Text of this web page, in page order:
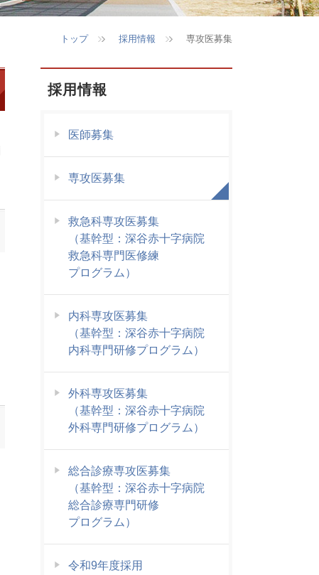
トップ 採用情報 専攻医募集
採用情報
医師募集
専攻医募集
救急科専攻医募集
（基幹型：深谷赤十字病院
救急科専門医修練
プログラム）
内科専攻医募集
（基幹型：深谷赤十字病院
内科専門研修プログラム）
外科専攻医募集
（基幹型：深谷赤十字病院
外科専門研修プログラム）
総合診療専攻医募集
（基幹型：深谷赤十字病院
総合診療専門研修
プログラム）
令和9年度採用